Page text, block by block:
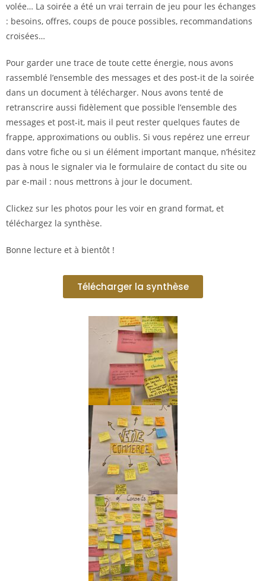
volée… La soirée a été un vrai terrain de jeu pour les échanges
: besoins, offres, coups de pouce possibles, recommandations
croisées…
Pour garder une trace de toute cette énergie, nous avons
rassemblé l’ensemble des messages et des post-it de la soirée
dans un document à télécharger. Nous avons tenté de
retranscrire aussi fidèlement que possible l’ensemble des
messages et post-it, mais il peut rester quelques fautes de
frappe, approximations ou oublis. Si vous repérez une erreur
dans votre fiche ou si un élément important manque, n’hésitez
pas à nous le signaler via le formulaire de contact du site ou
par e-mail : nous mettrons à jour le document.
Clickez sur les photos pour les voir en grand format, et
téléchargez la synthèse.
Bonne lecture et à bientôt !
Télécharger la synthèse